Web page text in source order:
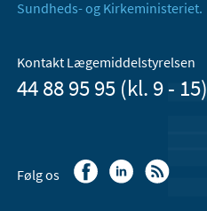
Sundheds- og Kirkeministeriet.
Kontakt Lægemiddelstyrelsen
44 88 95 95 (kl. 9 - 15)
Følg os